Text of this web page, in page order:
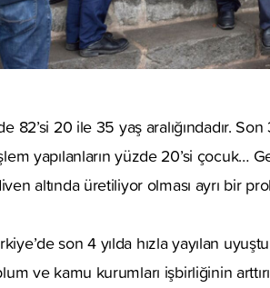
82’si 20 ile 35 yaş aralığındadır.
yapılanların yüzde 20’si çocuk…
altında üretiliyor olması ayrı bir
son 4 yılda hızla yayılan
ve kamu kurumları işbirliğinin